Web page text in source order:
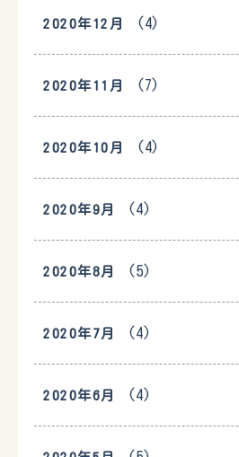
2020年12月 (4)
2020年11月 (7)
2020年10月 (4)
2020年9月 (4)
2020年8月 (5)
2020年7月 (4)
2020年6月 (4)